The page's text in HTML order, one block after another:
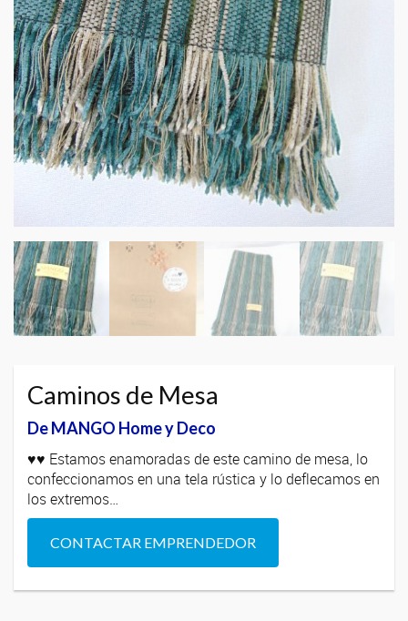
Caminos de Mesa
De MANGO Home y Deco
♥♥ Estamos enamoradas de este camino de mesa, lo
confeccionamos en una tela rústica y lo deflecamos en
los extremos…
CONTACTAR EMPRENDEDOR